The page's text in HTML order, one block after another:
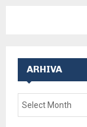
ARHIVA